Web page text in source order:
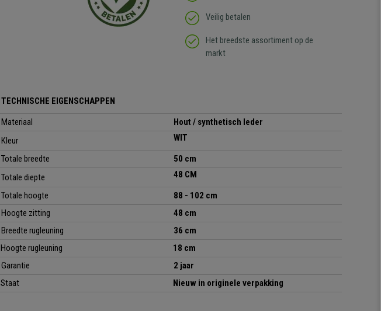
Veilig betalen
Het breedste assortiment op de
markt
TECHNISCHE EIGENSCHAPPEN
Materiaal
Hout / synthetisch leder
Kleur
WIT
Totale breedte
50 cm
Totale diepte
48 CM
Totale hoogte
88 - 102 cm
Hoogte zitting
48 cm
Breedte rugleuning
36 cm
Hoogte rugleuning
18 cm
Garantie
2 jaar
Staat
Nieuw in originele verpakking